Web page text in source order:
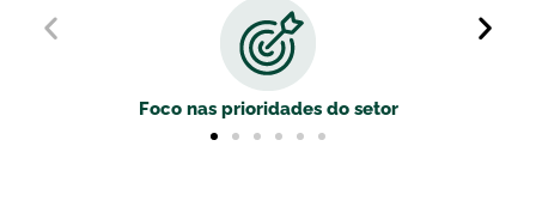
Foco nas prioridades do setor